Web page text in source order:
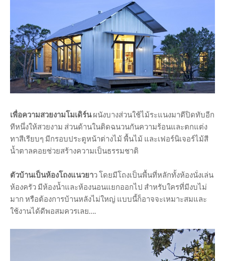
เพื่อความสวยงามโมเดิร์นผนังบางส่วนใช้ไม้ระแนงมาตีปิดทับอีก
ทีหนึ่งให้สวยงาม ส่วนด้านในติดฉนวนกันความร้อนและตกแต่ง
ทาสีเรียบๆ มีกรอบประตูหน้าต่างไม้ พื้นไม้ และเฟอร์นิเจอร์ไม้สี
น้ำตาลคอยช่วยสร้างความเป็นธรรมชาติ
ตัวบ้านเป็นห้องโถงแนวยาว โดยมีโถงเป็นพื้นที่หลักทั้งห้องนั่งเล่น
ห้องครัว มีห้องน้ำและห้องนอนแยกออกไป สำหรับใครที่มีงบไม่
มาก หรือต้องการบ้านหลังไม่ใหญ่ แบบนี้ก็อาจจะเหมาะสมและ
ใช้งานได้ดีพอสมควรเลย….